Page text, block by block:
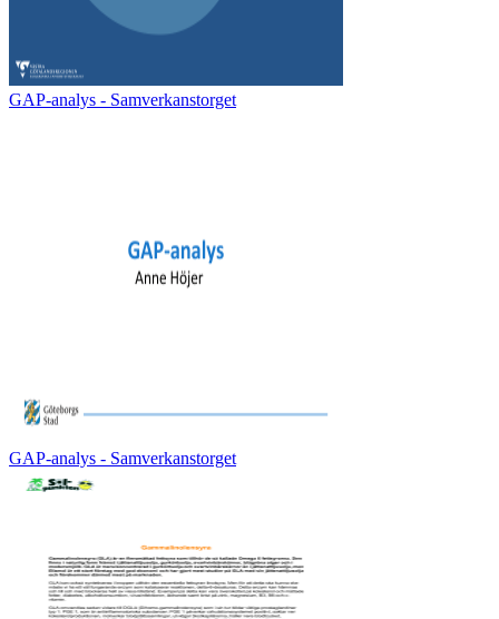
GAP-analys - Samverkanstorget
GAP-analys - Samverkanstorget